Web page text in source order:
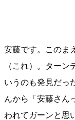
安藤です。このま
（これ）。ター
いうのも発見だっ
んから「安藤さん
われてガーンと思